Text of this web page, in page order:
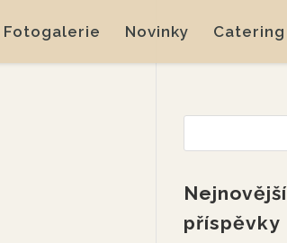
Fotogalerie Novinky Catering
Nejnovější
příspěvky